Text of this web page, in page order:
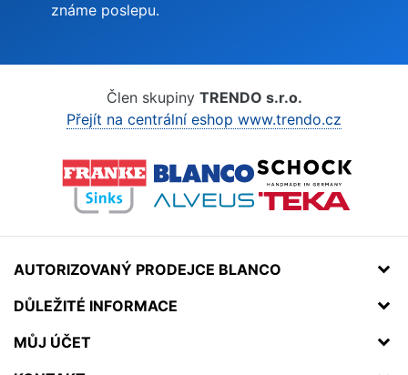
známe poslepu.
Člen skupiny TRENDO s.r.o.
Přejít na centrální eshop www.trendo.cz
AUTORIZOVANÝ PRODEJCE BLANCO
DŮLEŽITÉ INFORMACE
MŮJ ÚČET